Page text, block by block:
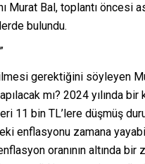
Murat Bal, toplantı öncesi
bulundu.
gerektiğini söyleyen
mı? 2024 yılında bir
11 bin TL’lere düşmüş
enflasyonu zamana
oranının altında bir